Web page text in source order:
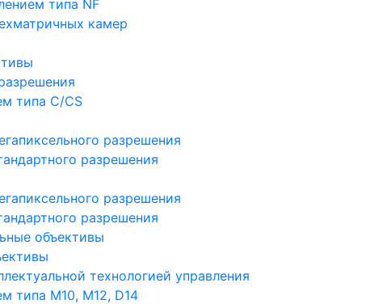
типа NF
камер
типа C/CS
разрешения
разрешения
разрешения
разрешения
объективы
технологией управления
типа M10, M12, D14